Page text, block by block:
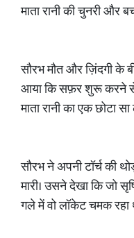
माता रानी की चुनरी और
सौरभ मौत और ज़िंदगी के
आया कि सफ़र शुरू करने
माता रानी का एक छोटा
सौरभ ने अपनी टॉर्च की
मारी। उसने देखा कि जो
गले में वो लॉकेट चमक रहा